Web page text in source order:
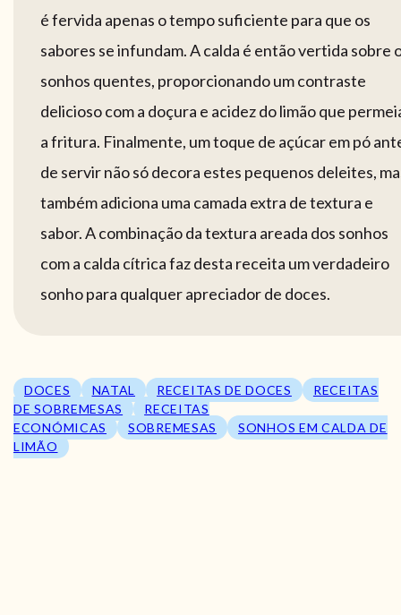
é fervida apenas o tempo suficiente para que os
sabores se infundam. A calda é então vertida sobre
sonhos quentes, proporcionando um contraste
delicioso com a doçura e acidez do limão que
a fritura. Finalmente, um toque de açúcar em pó
de servir não só decora estes pequenos deleites,
também adiciona uma camada extra de textura e
sabor. A combinação da textura areada dos sonhos
com a calda cítrica faz desta receita um verdadeiro
sonho para qualquer apreciador de doces.
DOCES NATAL RECEITAS DE DOCES
RECEITAS
DE SOBREMESAS
RECEITAS
ECONÓMICAS
SOBREMESAS
SONHOS EM CALDA DE
LIMÃO